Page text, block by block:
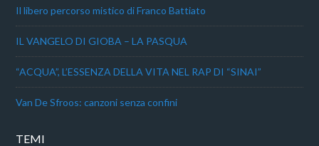
Il libero percorso mistico di Franco Battiato
IL VANGELO DI GIOBA – LA PASQUA
“ACQUA”, L’ESSENZA DELLA VITA NEL RAP DI “SINAI”
Van De Sfroos: canzoni senza confini
TEMI